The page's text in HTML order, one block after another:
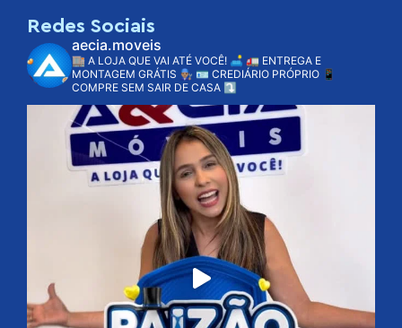
Redes Sociais
aecia.moveis
🏬 A LOJA QUE VAI ATÉ VOCÊ! 🛋️ 🚛 ENTREGA E
MONTAGEM GRÁTIS 👨🏽‍🔧 🪪 CREDIÁRIO PRÓPRIO 📱
COMPRE SEM SAIR DE CASA ⤵️